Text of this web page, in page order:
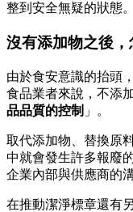
整到安全無疑的狀態。
沒有添加物之後
由於食安意識的抬頭
食品業者來說，不添
品品質的控制 」。
取代添加物、替換原
中就會發生許多報廢
企業內部與供應商的
在推動潔淨標章還有